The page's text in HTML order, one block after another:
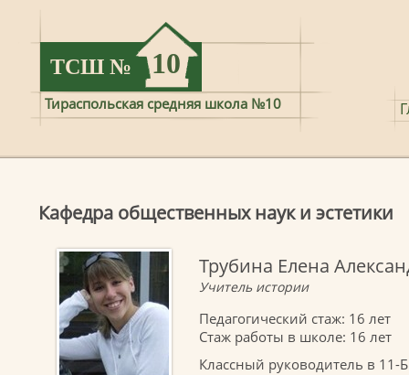
ТСШ № 10
Тираспольская средняя школа №10
Кафедра общественных наук и эстетики
Трубина Елена
Учитель истории
Педагогический стаж: 16 лет
Стаж работы в школе: 16 лет
Классный руководитель в 11-